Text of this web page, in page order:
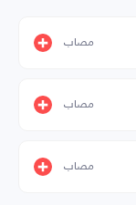
مصاب
مصاب
مصاب